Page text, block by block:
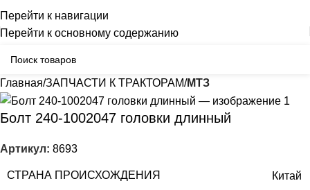
Перейти к навигации
Перейти к основному содержанию
Главная ЗАПЧАСТИ К ТРАКТОРАМ МТЗ
Болт 240-1002047 головки длинный
Артикул: 8693
СТРАНА ПРОИСХОЖДЕНИЯ Китай